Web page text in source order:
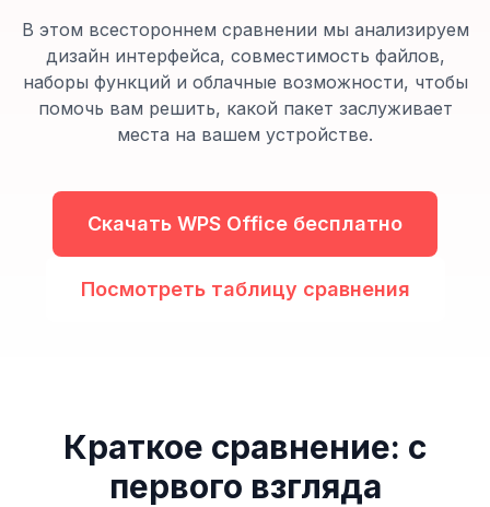
В этом всестороннем сравнении мы анализируем
дизайн интерфейса, совместимость файлов,
наборы функций и облачные возможности, чтобы
помочь вам решить, какой пакет заслуживает
места на вашем устройстве.
Скачать WPS Office бесплатно
Посмотреть таблицу сравнения
Краткое сравнение: с
первого взгляда